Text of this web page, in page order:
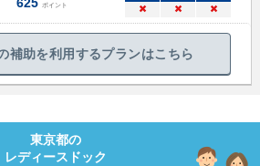
625 ポイント × × ×
補助を利用するプランはこちら
東京都の
レディースドック